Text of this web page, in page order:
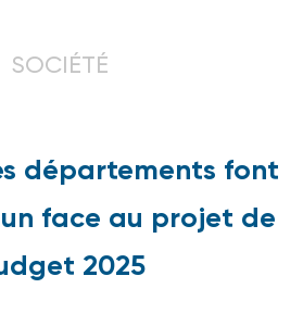
SOCIÉTÉ
départements font
face au projet de
2025